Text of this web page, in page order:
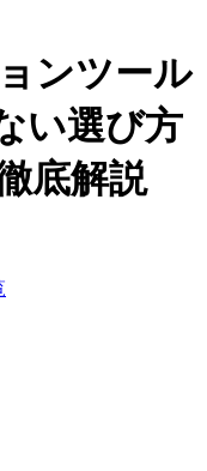
ンツール
い選び方
底解説